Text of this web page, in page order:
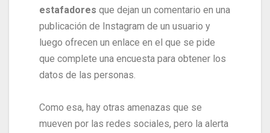
estafadores que dejan un comentario en una
publicación de Instagram de un usuario y
luego ofrecen un enlace en el que se pide
que complete una encuesta para obtener los
datos de las personas.
Como esa, hay otras amenazas que se
mueven por las redes sociales, pero la alerta